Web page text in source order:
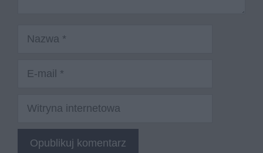
Witryna
internetowa